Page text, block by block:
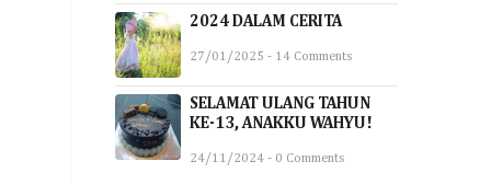
2024 DALAM CERITA
27/01/2025 - 14 Comments
SELAMAT ULANG TAHUN
KE-13, ANAKKU WAHYU!
24/11/2024 - 0 Comments